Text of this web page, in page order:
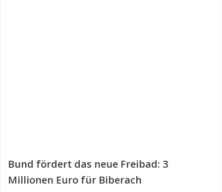
Bund fördert das neue Freibad: 3
Millionen Euro für Biberach